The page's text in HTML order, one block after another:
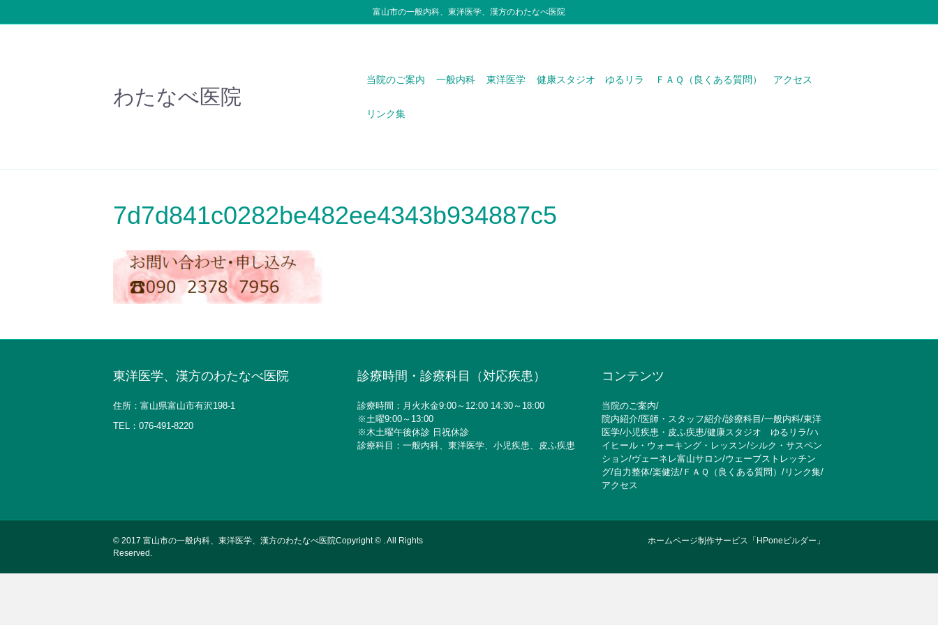
富山市の一般内科、東洋医学、漢方のわたなべ医院
わたなべ医院
当院のご案内 一般内科 東洋医学 健康スタジオ ゆるリラ ＦＡＱ（良くある質問） アクセス
リンク集
7d7d841c0282be482ee4343b934887c5
東洋医学、漢方のわたなべ医院
住所：富山県富山市有沢198-1
TEL： 076-491-8220
診療時間・診療科目（対応疾患）
診療時間：月火水金9:00～12:00 14:30～18:00
※土曜9:00～13:00
※木土曜午後休診 日祝休診
診療科目：一般内科、東洋医学、小児疾患、皮ふ疾患
コンテンツ
当院のご案内/
院内紹介/医師・スタッフ紹介/診療科目 /一般内科/東洋
医学/小児疾患・皮ふ疾患/健康スタジオ ゆるリラ/ハ
イヒール・ウォーキング・レッスン/シルク・サスペン
ション/ヴェーネレ富山サロン/ウェーブストレッチン
グ/自力整体/楽健法/ ＦＡＱ（良くある質問） / リンク集/
アクセス
© 2017 富山市の一般内科、東洋医学、漢方のわたなべ医院Copyright © . All Rights
Reserved.
ホームページ制作サービス「HPoneビルダー」